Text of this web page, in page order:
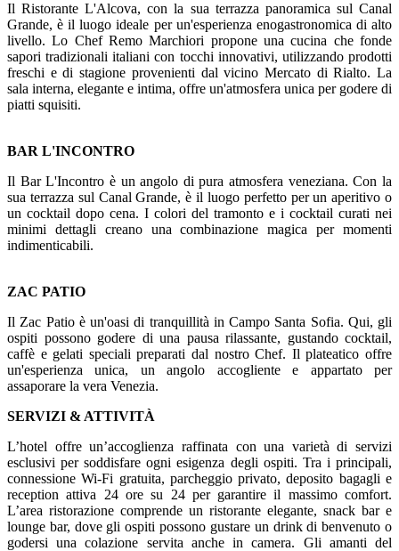
Il Ristorante L'Alcova, con la sua terrazza panoramica sul Canal
Grande, è il luogo ideale per un'esperienza enogastronomica di alto
livello. Lo Chef Remo Marchiori propone una cucina che fonde
sapori tradizionali italiani con tocchi innovativi, utilizzando prodotti
freschi e di stagione provenienti dal vicino Mercato di Rialto. La
sala interna, elegante e intima, offre un'atmosfera unica per godere di
piatti squisiti.
BAR L'INCONTRO
Il Bar L'Incontro è un angolo di pura atmosfera veneziana. Con la
sua terrazza sul Canal Grande, è il luogo perfetto per un aperitivo o
un cocktail dopo cena. I colori del tramonto e i cocktail curati nei
minimi dettagli creano una combinazione magica per momenti
indimenticabili.
ZAC PATIO
Il Zac Patio è un'oasi di tranquillità in Campo Santa Sofia. Qui, gli
ospiti possono godere di una pausa rilassante, gustando cocktail,
caffè e gelati speciali preparati dal nostro Chef. Il plateatico offre
un'esperienza unica, un angolo accogliente e appartato per
assaporare la vera Venezia.
SERVIZI & ATTIVITÀ
L’hotel offre un’accoglienza raffinata con una varietà di servizi
esclusivi per soddisfare ogni esigenza degli ospiti. Tra i principali,
connessione Wi-Fi gratuita, parcheggio privato, deposito bagagli e
reception attiva 24 ore su 24 per garantire il massimo comfort.
L’area ristorazione comprende un ristorante elegante, snack bar e
lounge bar, dove gli ospiti possono gustare un drink di benvenuto o
godersi una colazione servita anche in camera. Gli amanti del